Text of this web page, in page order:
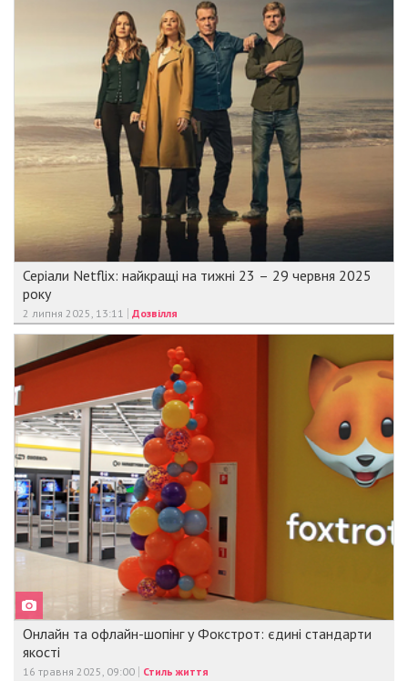
Серіали Netflix: найкращі на тижні 23 – 29 червня 2025
року
2 липня 2025, 13:11 Дозвілля
Онлайн та офлайн-шопінг у Фокстрот: єдині стандарти
якості
16 травня 2025, 09:00 Стиль життя